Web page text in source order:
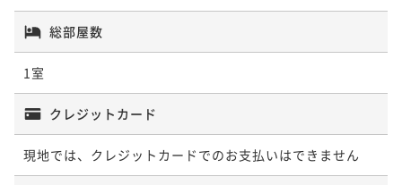
総部屋数
1室
クレジットカード
現地では、クレジットカードでのお支払いはできません